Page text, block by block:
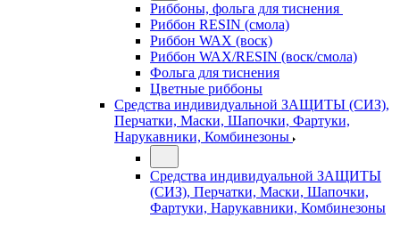
Риббоны, фольга для тиснения
Риббон RESIN (смола)
Риббон WAX (воск)
Риббон WAX/RESIN (воск/смола)
Фольга для тиснения
Цветные риббоны
Средства индивидуальной ЗАЩИТЫ (СИЗ),
Перчатки, Маски, Шапочки, Фартуки,
Нарукавники, Комбинезоны
Средства индивидуальной ЗАЩИТЫ
(СИЗ), Перчатки, Маски, Шапочки,
Фартуки, Нарукавники, Комбинезоны